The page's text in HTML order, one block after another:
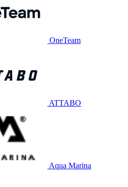
OneTeam
ATTABO
Aqua Marina